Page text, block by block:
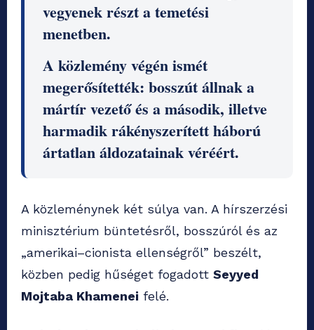
vegyenek részt a temetési
menetben.
A közlemény végén ismét
megerősítették: bosszút állnak a
mártír vezető és a második, illetve
harmadik rákényszerített háború
ártatlan áldozatainak véréért.
A közleménynek két súlya van. A hírszerzési
minisztérium büntetésről, bosszúról és az
„amerikai–cionista ellenségről” beszélt,
közben pedig hűséget fogadott Seyyed
Mojtaba Khamenei felé.